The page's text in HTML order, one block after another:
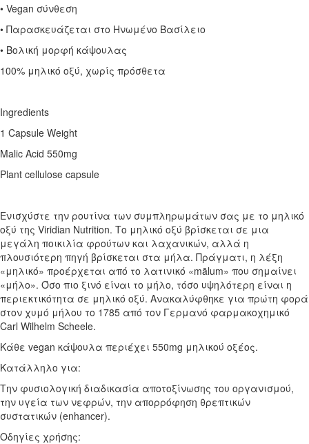
• Vegan σύνθεση
• Παρασκευάζεται στο Ηνωμένο Βασίλειο
• Βολική μορφή κάψουλας
100% μηλικό οξύ, χωρίς πρόσθετα
Ingredients
1 Capsule Weight
Malic Acid 550mg
Plant cellulose capsule
Ενισχύστε την ρουτίνα των συμπληρωμάτων σας με το μηλικό
οξύ της Viridian Nutrition. Το μηλικό οξύ βρίσκεται σε μια
μεγάλη ποικιλία φρούτων και λαχανικών, αλλά η
πλουσιότερη πηγή βρίσκεται στα μήλα. Πράγματι, η λέξη
«μηλικό» προέρχεται από το λατινικό «mālum» που σημαίνει
«μήλο». Όσο πιο ξινό είναι το μήλο, τόσο υψηλότερη είναι η
περιεκτικότητα σε μηλικό οξύ. Ανακαλύφθηκε για πρώτη φορά
στον χυμό μήλου το 1785 από τον Γερμανό φαρμακοχημικό
Carl Wilhelm Scheele.
Κάθε vegan κάψουλα περιέχει 550mg μηλικού οξέος.
Κατάλληλο για:
Την φυσιολογική διαδικασία αποτοξίνωσης του οργανισμού,
την υγεία των νεφρών, την απορρόφηση θρεπτικών
συστατικών (enhancer).
Οδηγίες χρήσης: